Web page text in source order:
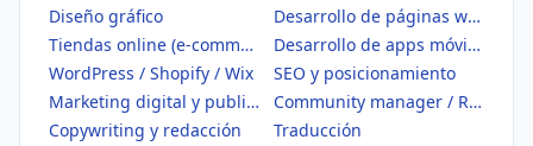
Diseño gráfico
Desarrollo de páginas web
Tiendas online (e-commerce)
Desarrollo de apps móviles
WordPress / Shopify / Wix
SEO y posicionamiento
Marketing digital y publicidad
Community manager / Redes sociales
Copywriting y redacción
Traducción